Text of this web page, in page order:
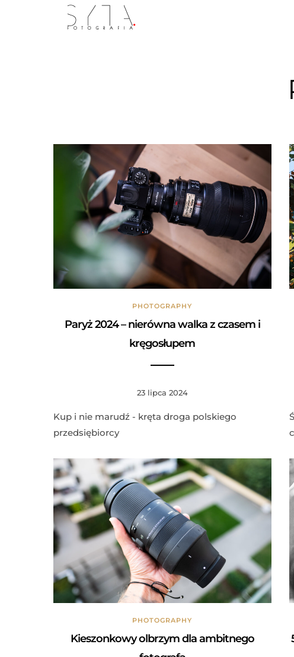
PHOTOGRAPHY
Paryż 2024 – nierówna walka z czasem i
kręgosłupem
23 lipca 2024
Kup i nie marudź - kręta droga polskiego
przedsiębiorcy
PHOTOGRAPHY
Kieszonkowy olbrzym dla ambitnego